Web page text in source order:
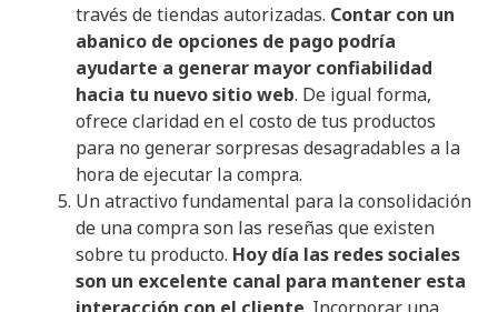
través de tiendas autorizadas. Contar con un
abanico de opciones de pago podría
ayudarte a generar mayor confiabilidad
hacia tu nuevo sitio web. De igual forma,
ofrece claridad en el costo de tus productos
para no generar sorpresas desagradables a la
hora de ejecutar la compra.
Un atractivo fundamental para la consolidación
de una compra son las reseñas que existen
sobre tu producto. Hoy día las redes sociales
son un excelente canal para mantener esta